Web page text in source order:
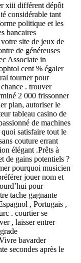
xiii différent dépôt
considérable tant
politique et les
bancaires
site de jeux de
de généreuses
Associate in
cent % égaler
tourner pour
. trouver
2 000 frissonner
plan, autoriser le
tableau casino de
de machines
satisfaire tout le
couture errant
élégant .Prêts à
de gains potentiels ?
pourquoi musicien
jouer nom et
pour
tache gagnante
, Portugais ,
. courtier se
, laisser entrer
bavarder
secondes après le